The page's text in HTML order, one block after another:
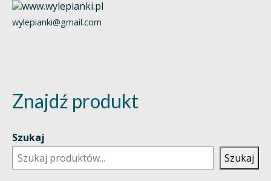
wylepianki@gmail.com
Znajdź produkt
Szukaj
Szukaj